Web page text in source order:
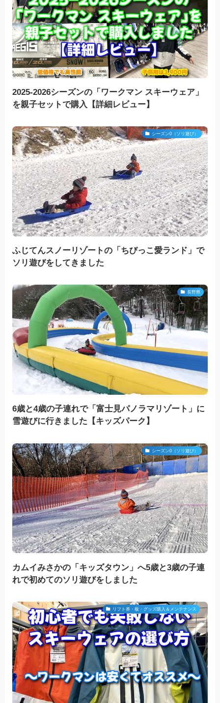
2025-2026シーズンの「ワークマン スキーウェア」
を親子セットで購入【詳細レビュー】
シーズン0（ソリ遊び）
ふじてんスノーリゾートの「ちびっこ愛ランド」で
ソリ遊びをしてきました
長野県
6歳と4歳の子連れで「富士見パノラマリゾート」に
雪遊びに行きました【キッズパーク】
シーズン0（ソリ遊び）
カムイみさかの「キッズタウン」へ5歳と3歳の子連
れで初めてのソリ遊びをしました
リフト券・板・グッズ購入＆メンテナンス